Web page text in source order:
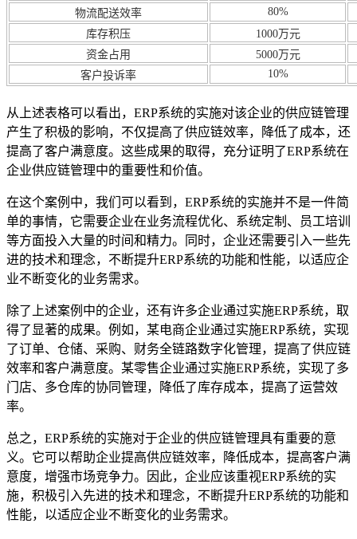
物流配送效率
80%
库存积压
1000万元
资金占用
5000万元
客户投诉率
10%
从上述表格可以看出，ERP系统的实施对该企业的供应链管理
产生了积极的影响，不仅提高了供应链效率，降低了成本，还
提高了客户满意度。这些成果的取得，充分证明了ERP系统在
企业供应链管理中的重要性和价值。
在这个案例中，我们可以看到，ERP系统的实施并不是一件简
单的事情，它需要企业在业务流程优化、系统定制、员工培训
等方面投入大量的时间和精力。同时，企业还需要引入一些先
进的技术和理念，不断提升ERP系统的功能和性能，以适应企
业不断变化的业务需求。
除了上述案例中的企业，还有许多企业通过实施ERP系统，取
得了显著的成果。例如，某电商企业通过实施ERP系统，实现
了订单、仓储、采购、财务全链路数字化管理，提高了供应链
效率和客户满意度。某零售企业通过实施ERP系统，实现了多
门店、多仓库的协同管理，降低了库存成本，提高了运营效
率。
总之，ERP系统的实施对于企业的供应链管理具有重要的意
义。它可以帮助企业提高供应链效率，降低成本，提高客户满
意度，增强市场竞争力。因此，企业应该重视ERP系统的实
施，积极引入先进的技术和理念，不断提升ERP系统的功能和
性能，以适应企业不断变化的业务需求。